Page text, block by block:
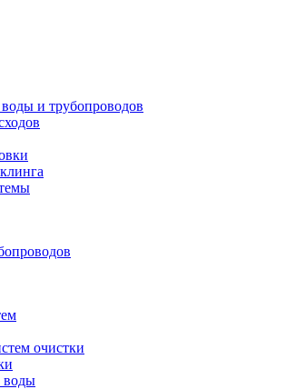
и трубопроводов
очистки
воды